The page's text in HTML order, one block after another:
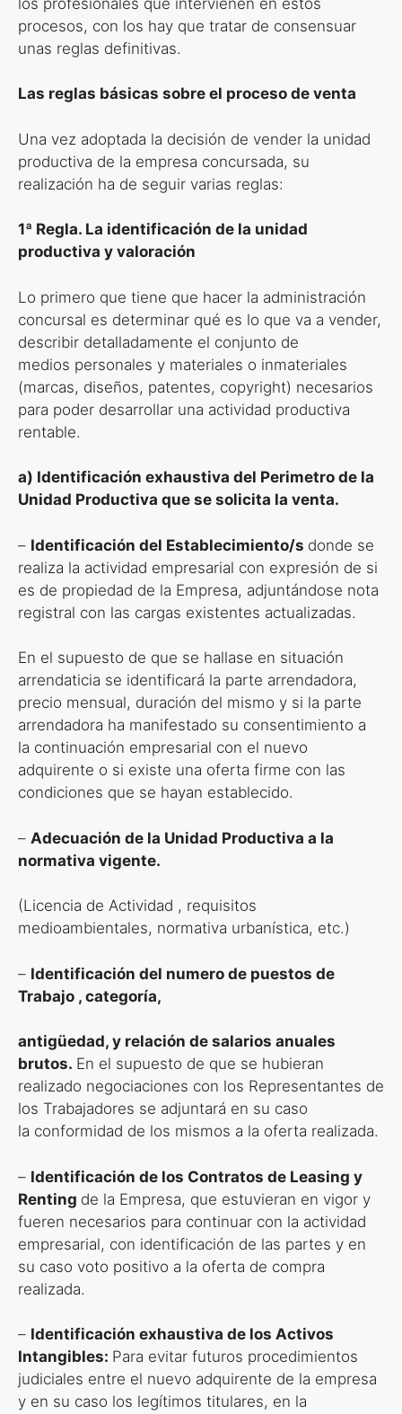
procesos, con los hay que tratar de consensuar
unas reglas definitivas.
Las reglas básicas sobre el proceso de venta
Una vez adoptada la decisión de vender la unidad
productiva de la empresa concursada, su
realización ha de seguir varias reglas:
1ª Regla. La identificación de la unidad
productiva y valoración
Lo primero que tiene que hacer la administración
concursal es determinar qué es lo que va a vender,
describir detalladamente el conjunto de
medios personales y materiales o inmateriales
(marcas, diseños, patentes, copyright) necesarios
para poder desarrollar una actividad productiva
rentable.
a) Identificación exhaustiva del Perimetro de la
Unidad Productiva que se solicita la venta.
– Identificación del Establecimiento/s donde se
realiza la actividad empresarial con expresión de si
es de propiedad de la Empresa, adjuntándose nota
registral con las cargas existentes actualizadas.
En el supuesto de que se hallase en situación
arrendaticia se identificará la parte arrendadora,
precio mensual, duración del mismo y si la parte
arrendadora ha manifestado su consentimiento a
la continuación empresarial con el nuevo
adquirente o si existe una oferta firme con las
condiciones que se hayan establecido.
– Adecuación de la Unidad Productiva a la
normativa vigente.
(Licencia de Actividad , requisitos
medioambientales, normativa urbanística, etc.)
– Identificación del numero de puestos de
Trabajo , categoría,
antigüedad, y relación de salarios anuales
brutos. En el supuesto de que se hubieran
realizado negociaciones con los Representantes de
los Trabajadores se adjuntará en su caso
la conformidad de los mismos a la oferta realizada.
– Identificación de los Contratos de Leasing y
Renting de la Empresa, que estuvieran en vigor y
fueren necesarios para continuar con la actividad
empresarial, con identificación de las partes y en
su caso voto positivo a la oferta de compra
realizada.
– Identificación exhaustiva de los Activos
Intangibles: Para evitar futuros procedimientos
judiciales entre el nuevo adquirente de la empresa
y en su caso los legítimos titulares, en la